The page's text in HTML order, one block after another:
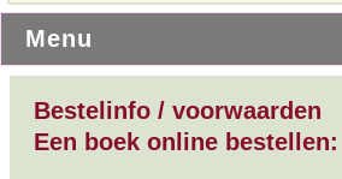
Menu
Bestelinfo / voorwaarden
Een boek online bestellen: